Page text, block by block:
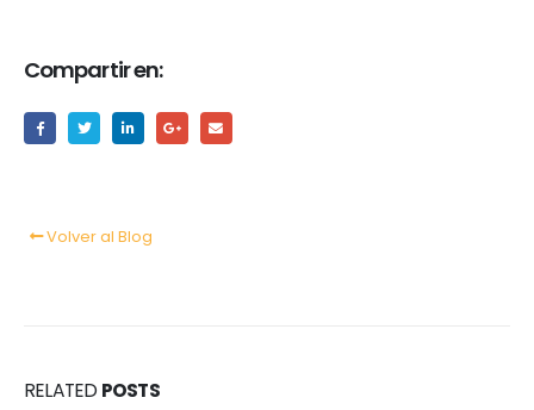
Compartir en:
Volver al Blog
RELATED POSTS